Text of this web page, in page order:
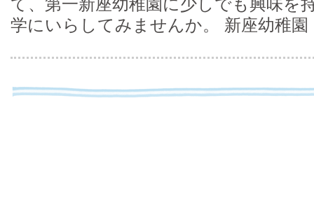
て、第一新座幼稚園に少しでも興味を
学にいらしてみませんか。 新座幼稚